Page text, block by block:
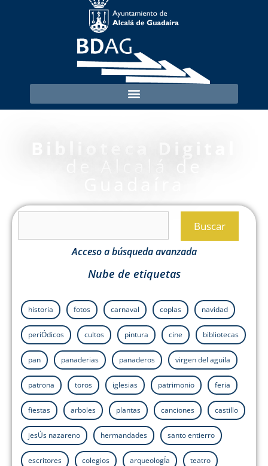
Buscar
Acceso a búsqueda avanzada
Nube de etiquetas
historia fotos carnaval coplas navidad
periÓdicos cultos pintura cine bibliotecas
pan panaderias panaderos virgen del aguila
patrona toros iglesias patrimonio feria
fiestas arboles plantas canciones castillo
jesÚs nazareno hermandades santo entierro
escritores colegios arqueologÍa teatro